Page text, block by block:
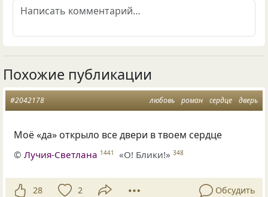
Похожие публикации
любовь роман сердце дверь
#2042178
Моё «да» открыло все двери в твоем сердце
©Лучия-Светлана 1441 «О! Блики!» 348
28 2 Обсудить